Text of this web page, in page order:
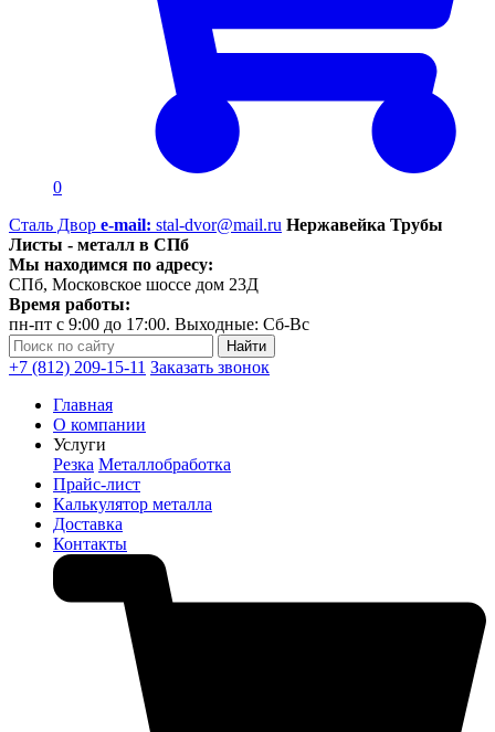
0
Сталь Двор e-mail: stal-dvor@mail.ru Нержавейка Трубы
Листы - металл в СПб
Мы находимся по адресу:
СПб, Московское шоссе дом 23Д
Время работы:
пн-пт с 9:00 до 17:00. Выходные: Сб-Вс
+7 (812) 209-15-11 Заказать звонок
Главная
О компании
Услуги
Резка Металлобработка
Прайс-лист
Калькулятор металла
Доставка
Контакты